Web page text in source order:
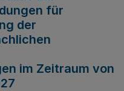
für
der
im Zeitraum von